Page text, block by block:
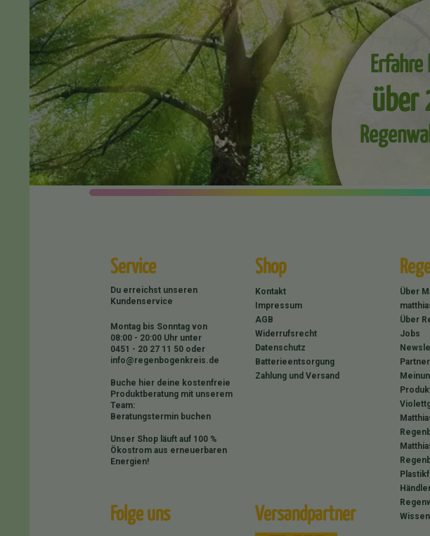
über
Service
Du erreichst unseren
Kundenservice
Montag bis Sonntag von
08:00 - 20:00 Uhr unter
0451 - 20 27 11 50 oder
info@regenbogenkreis.de
Buche hier deine kostenfreie
Produktberatung mit unserem
Team:
Beratungstermin buchen
Unser Shop läuft auf 100 %
Ökostrom aus erneuerbaren
Energien!
Shop
Kontakt
Impressum
AGB
Widerrufsrecht
Datenschutz
Batterieentsorgung
Zahlung und Versand
Über
Über
Jobs
Folge uns Versandpartner